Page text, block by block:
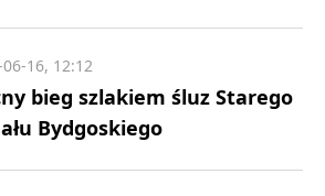
bieg szlakiem śluz Starego
Bydgoskiego
16, 12:12